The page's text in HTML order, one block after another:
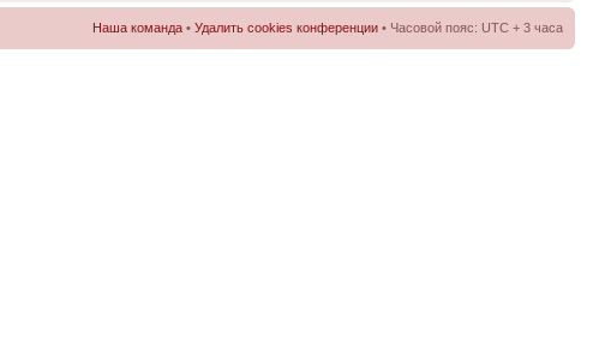
Наша команда • Удалить cookies конференции • Часовой пояс: UTC + 3 часа